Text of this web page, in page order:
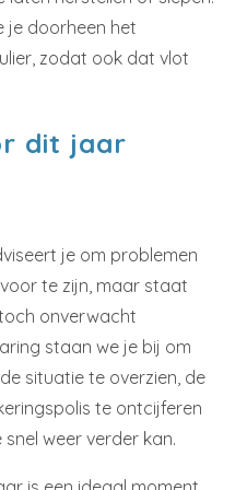
je doorheen het
zodat ook dat vlot
dit jaar
je om problemen
te zijn, maar staat
onverwacht
staan we je bij om
situatie te overzien, de
te ontcijferen
weer verder kan.